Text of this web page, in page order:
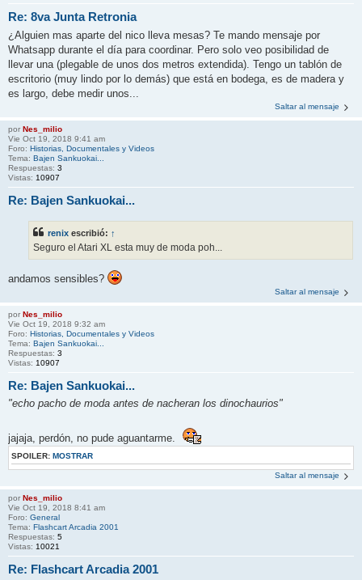
Re: 8va Junta Retronia
¿Alguien mas aparte del nico lleva mesas? Te mando mensaje por
Whatsapp durante el día para coordinar. Pero solo veo posibilidad de
llevar una (plegable de unos dos metros extendida). Tengo un tablón de
escritorio (muy lindo por lo demás) que está en bodega, es de madera y
es largo, debe medir unos...
Saltar al mensaje
por Nes_milio
Vie Oct 19, 2018 9:41 am
Foro: Historias, Documentales y Videos
Tema: Bajen Sankuokai...
Respuestas: 3
Vistas: 10907
Re: Bajen Sankuokai...
renix escribió: ↑
Seguro el Atari XL esta muy de moda poh...
andamos sensibles?
Saltar al mensaje
por Nes_milio
Vie Oct 19, 2018 9:32 am
Foro: Historias, Documentales y Videos
Tema: Bajen Sankuokai...
Respuestas: 3
Vistas: 10907
Re: Bajen Sankuokai...
"echo pacho de moda antes de nacheran los dinochaurios"
jajaja, perdón, no pude aguantarme.
SPOILER: MOSTRAR
Saltar al mensaje
por Nes_milio
Vie Oct 19, 2018 8:41 am
Foro: General
Tema: Flashcart Arcadia 2001
Respuestas: 5
Vistas: 10021
Re: Flashcart Arcadia 2001